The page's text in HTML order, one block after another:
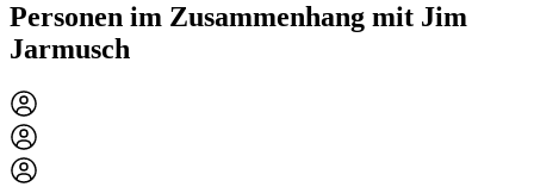
Personen im Zusammenhang mit Jim
Jarmusch